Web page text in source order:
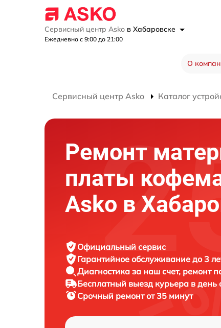
Сервисный центр Asko в Хабаровске
Ежедневно с 9:00 до 21:00
О
Сервисный центр Asko Каталог
Ремонт
платы
Asko в
Официальный сервис
Гарантийное обслуживание до 3
Диагностика за наш счет, ремонт
Бесплатный выезд курьера в день
Срочный ремонтот 35 минут